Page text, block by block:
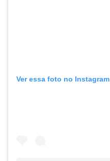
Ver essa foto no Instagram